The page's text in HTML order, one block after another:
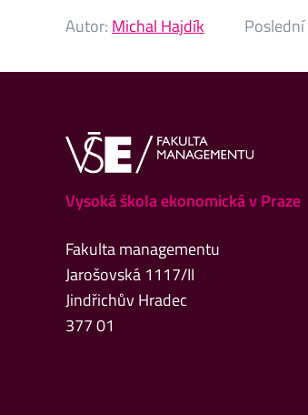
Autor: Michal Hajdík
Vysoká škola ekonomická v Praze
Fakulta managementu
Jarošovská 1117/II
Jindřichův Hradec
377 01